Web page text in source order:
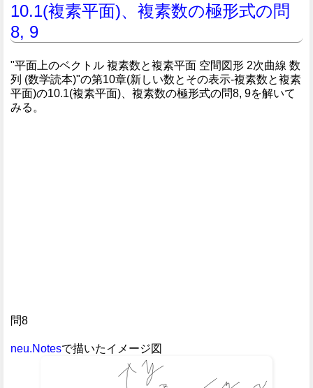
10.1(複素平面)、複素数の極形式の問
8, 9
"平面上のベクトル 複素数と複素平面 空間図形 2次曲線 数
列 (数学読本)"の第10章(新しい数とその表示-複素数と複素
平面)の10.1(複素平面)、複素数の極形式の問8, 9を解いて
みる。
問8
neu.Notesで描いたイメージ図